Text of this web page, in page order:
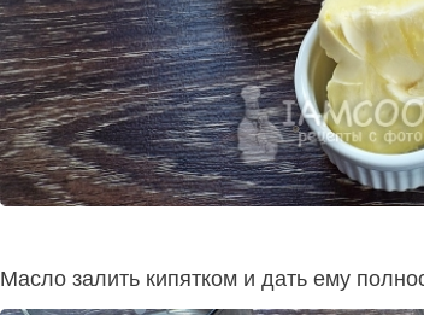
Масло залить кипятком и дать ему